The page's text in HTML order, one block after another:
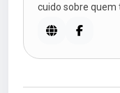
cuido sobre quem